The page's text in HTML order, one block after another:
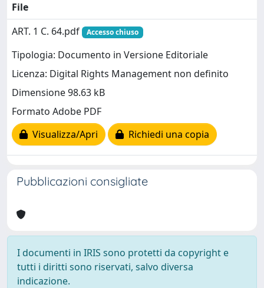
File
ART. 1 C. 64.pdf
Accesso chiuso
Tipologia: Documento in Versione Editoriale
Licenza: Digital Rights Management non definito
Dimensione 98.63 kB
Formato Adobe PDF
Visualizza/Apri
Richiedi una copia
Pubblicazioni consigliate
I documenti in IRIS sono protetti da copyright e
tutti i diritti sono riservati, salvo diversa
indicazione.